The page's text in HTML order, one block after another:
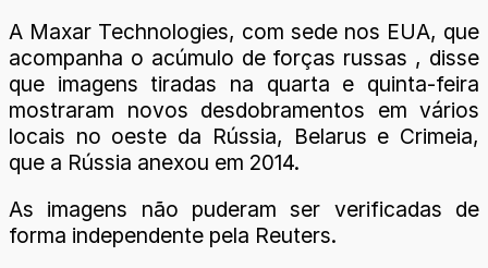
A Maxar Technologies, com sede nos EUA, que
acompanha o acúmulo de forças russas , disse
que imagens tiradas na quarta e quinta-feira
mostraram novos desdobramentos em vários
locais no oeste da Rússia, Belarus e Crimeia,
que a Rússia anexou em 2014.
As imagens não puderam ser verificadas de
forma independente pela Reuters.